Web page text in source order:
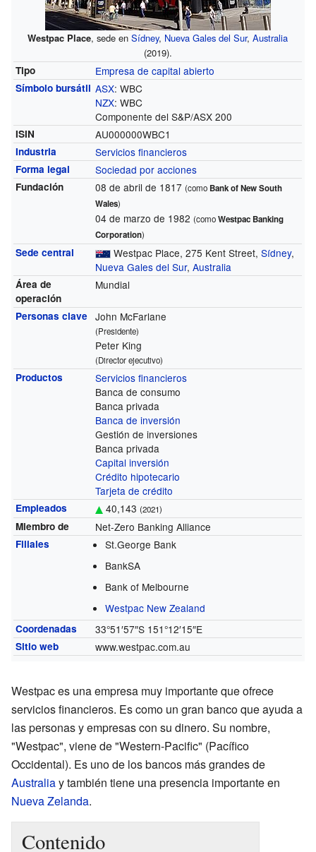
Westpac Place, sede enSídney, Nueva Gales del Sur,Australia
(2019).
Tipo
Empresa de capital abierto
Símbolo bursátil ASX:WBC
NZX:WBC
Componente del S&P/ASX 200
ISIN AU000000WBC1
Industria Servicios financieros
Forma legal Sociedad por acciones
Fundación 08 de abril de 1817(como Bank of New South
Wales)
04 de marzo de 1982(comoWestpac Banking
Corporation)
Sede central Westpac Place, 275 Kent Street,Sídney,
Nueva Gales del Sur,Australia
Área de
operación
Mundial
Personas clave John McFarlane
(Presidente)
Peter King
(Director ejecutivo)
Productos
Servicios financieros
Banca de consumo
Banca privada
Banca de inversión
Gestión de inversiones
Banca privada
Capital inversión
Crédito hipotecario
Tarjeta de crédito
Empleados 40,143(2021)
Miembro de Net-Zero Banking Alliance
Filiales
St.George Bank
BankSA
Bank of Melbourne
Westpac New Zealand
Coordenadas 33°51′57″S 151°12′15″E
Sitio web www.westpac.com.au
Westpac es una empresa muy importante que ofrece
servicios financieros. Es como un gran banco que ayuda a
las personas y empresas con su dinero. Su nombre,
"Westpac", viene de "Western-Pacific" (Pacífico
Occidental). Es uno de los bancos más grandes de
Australiay también tiene una presencia importante en
Nueva Zelanda.
Contenido